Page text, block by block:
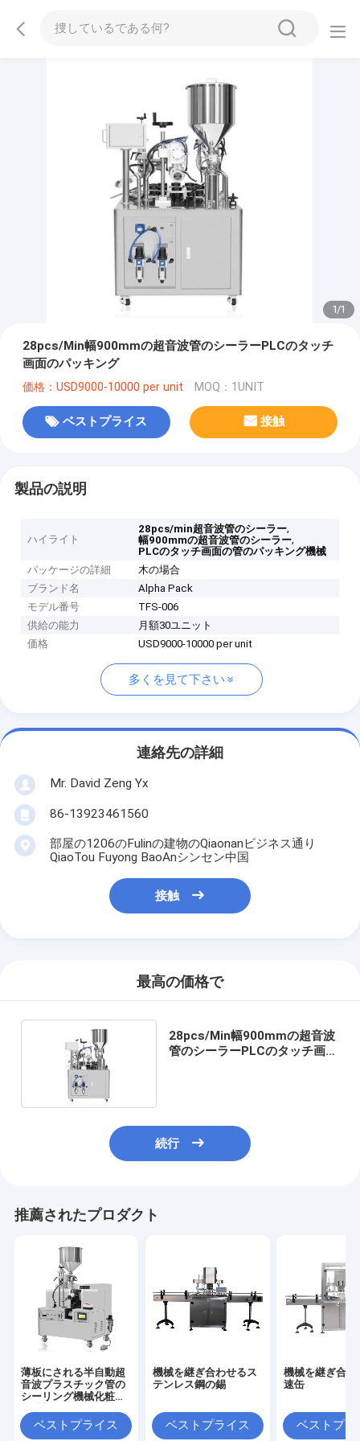
1/1
28pcs/Min幅900mmの超音波管のシーラーPLCのタッチ
画面のパッキング
価格：USD9000-10000 per unit MOQ：1UNIT
ベストプライス 接触
製品の説明
ハイライト
28pcs/min超音波管のシーラー,
幅900mmの超音波管のシーラー,
PLCのタッチ画面の管のパッキング機械
パッケージの詳細
木の場合
ブランド名
Alpha Pack
モデル番号
TFS-006
供給の能力
月額30ユニット
価格
USD9000-10000 per unit
多くを見て下さい
連絡先の詳細
Mr. David Zeng Yx
86-13923461560
部屋の1206のFulinの建物のQiaonanビジネス通り
QiaoTou Fuyong BaoAnシンセン中国
接触
最高の価格で
28pcs/Min幅900mmの超音波
管のシーラーPLCのタッチ画面
続行
推薦されたプロダクト
薄板にされる半自動超
音波プラスチック管の
シーリング機械化粧品
ベストプライス
機械を継ぎ合わせるス
テンレス鋼の錫
ベストプライス
機械を継ぎ合わ
速缶
ベストプラ